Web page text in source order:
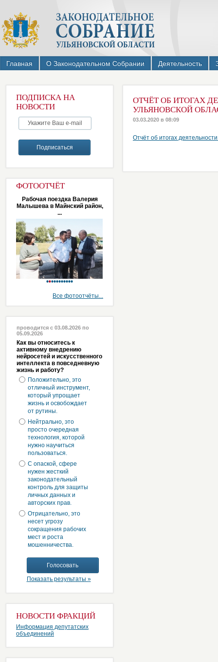
Главная О Законодательном Собрании Деятельность
ПОДПИСКА НА
НОВОСТИ
ФОТООТЧЁТ
Рабочая поездка Валерия
Малышева в Майнский район,
...
Все фотоотчёты...
проводится с 03.08.2026 по
05.09.2026
Как вы относитесь к
активному внедрению
нейросетей и искусственного
интеллекта в повседневную
жизнь и работу?
Положительно, это
отличный инструмент,
который упрощает
жизнь и освобождает
от рутины.
Нейтрально, это
просто очередная
технология, которой
нужно научиться
пользоваться.
С опаской, сфере
нужен жесткий
законодательный
контроль для защиты
личных данных и
авторских прав.
Отрицательно, это
несет угрозу
сокращения рабочих
мест и роста
мошенничества.
Показать результаты »
НОВОСТИ ФРАКЦИЙ
Информация депутатских
объединений
ОТЧЁТ ОБ ИТОГАХ
УЛЬЯНОВСКОЙ
03.03.2020 в 08:09
Отчёт об итогах